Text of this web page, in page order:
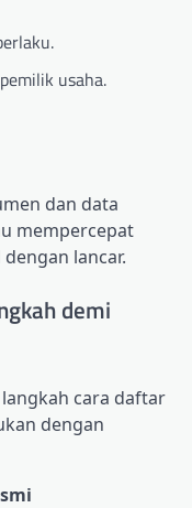
usaha.
dan data
mempercepat
lancar.
demi
cara daftar
dengan